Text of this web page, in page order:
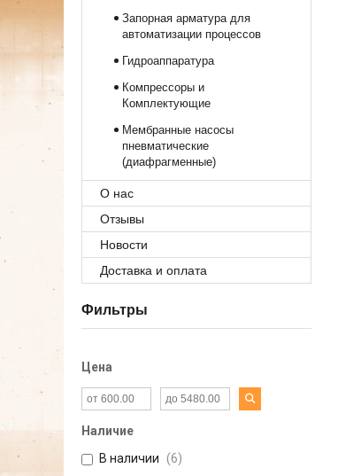
Запорная арматура для
автоматизации процессов
Гидроаппаратура
Компрессоры и
Комплектующие
Мембранные насосы
пневматические
(диафрагменные)
О нас
Отзывы
Новости
Доставка и оплата
Фильтры
Цена
Наличие
В наличии
6